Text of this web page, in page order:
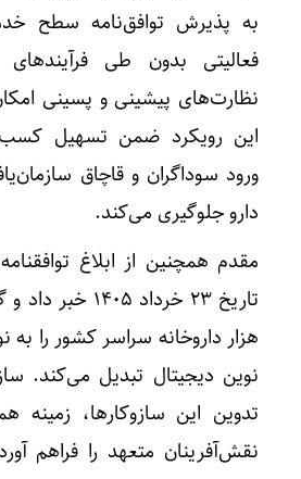
به پذیرش توافق‌نامه سطح
فعالیتی بدون طی
نظارت‌های پیشینی و پسینی
این رویکرد ضمن تسهیل
ورود سوداگران و قاچاق
دارو جلوگیری می‌کند.
مقدم همچنین از ابلاغ
هزار داروخانه سراسر کشور را به
نوین دیجیتال تبدیل می‌کند.
تدوین این سازوکارها، زمینه
نقش‌آفرینان متعهد را فراهم